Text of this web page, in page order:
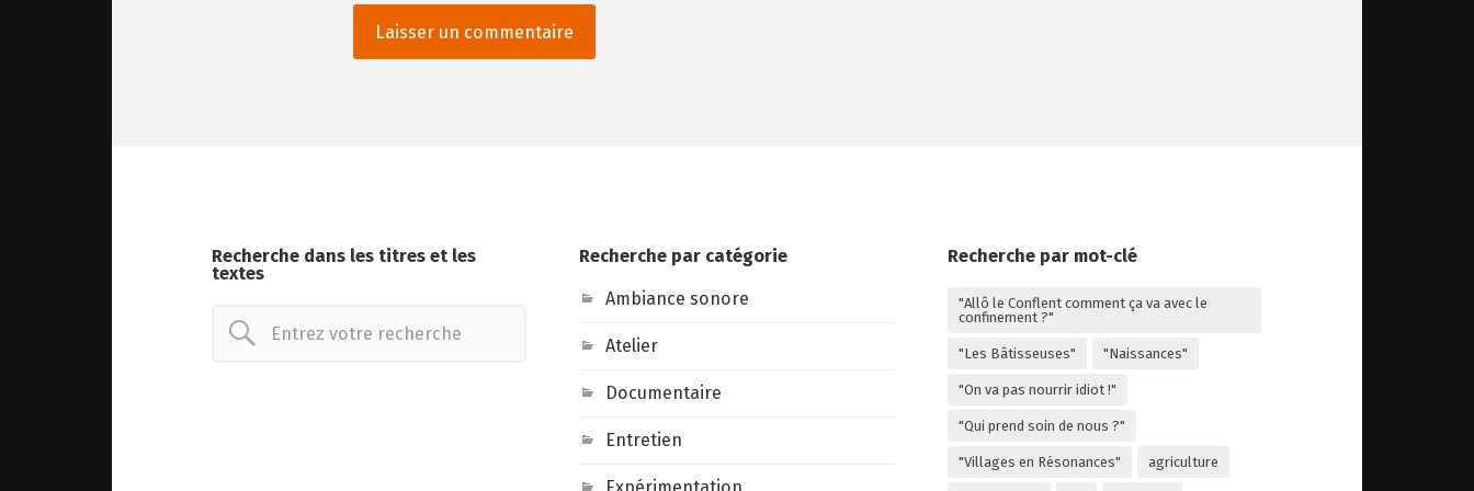
Recherche dans les titres et les
textes
Recherche par catégorie
Ambiance sonore
Atelier
Documentaire
Entretien
Expérimentation
Recherche par mot-clé
"Allô le Conflent comment ça va avec le
confinement ?"
"Les Bâtisseuses" "Naissances"
"On va pas nourrir idiot !"
"Qui prend soin de nous ?"
"Villages en Résonances" agriculture